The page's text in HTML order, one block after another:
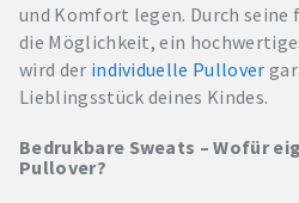
und Komfort legen. Durch seine
die Möglichkeit, ein
wird der individuelle Pullover
Lieblingsstück deines Kindes.
Bedrukbare Sweats – Wofür
Pullover?